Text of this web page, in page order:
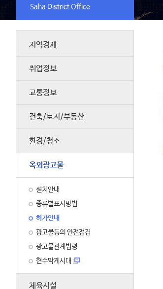
Saha District Office
지역경제
취업정보
교통정보
건축/토지/부동산
환경/청소
옥외광고물
설치안내
종류별표시방법
허가안내
광고물등의 안전점검
광고물관계법령
현수막게시대
체육시설